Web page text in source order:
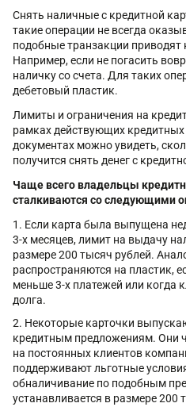
Снять наличные с кредитной
такие операции не всегда
подобные транзакции
Например, если не погасить
наличку со счета. Для таких
дебетовый пластик.
Лимиты и ограничения на
рамках действующих
документах можно увидеть,
получится снять денег с
Чаще всего владельцы
сталкиваются со следующими
Если карта была выпущена
3-х месяцев, лимит на выдачу
размере 200 тысяч рублей.
распространяются на пластик,
меньше 3-х платежей или когда
долга.
Некоторые карточки
кредитным предложениям. Они
на постоянных клиентов
поддерживают льготные
обналичивание по подобным
устанавливается в размере 200